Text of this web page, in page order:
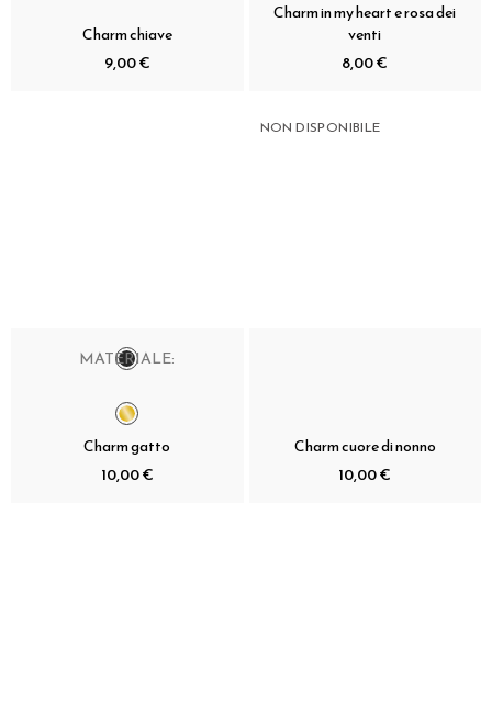
Charm chiave
9,00 €
Charm in my heart e rosa dei
venti
8,00 €
MATERIALE:
Charm gatto
10,00 €
NON DISPONIBILE
Charm cuore di nonno
10,00 €